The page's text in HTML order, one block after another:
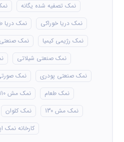
نمک تصفیه شده یگانه
نمک دریا خوراکی
نمک دریا
نمک رژیمی کیمیا
نمک صنعتی
نمک صنعتی شیلاتی
نمک صنعتی پودری
نمک
نمک طعام
نمک مش 110
نمک مش 130
نمک کلوان
کارخانه نمک